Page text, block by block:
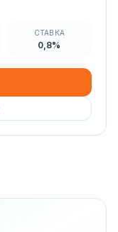
СТАВКА
0,8%